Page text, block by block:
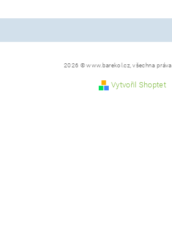
2026 © www.barekol.cz, všechna
Vytvořil Shoptet